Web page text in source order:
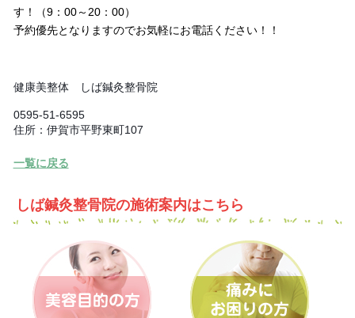
す！（9：00～20：00）
予約優先となりますのでお気軽にお電話ください！！
健康美整体 しば鍼灸整骨院
0595-51-6595
住所：伊賀市平野東町107
一覧に戻る
しば鍼灸整骨院の施術案内はこちら